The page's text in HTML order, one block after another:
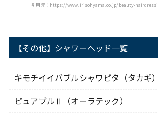
引用元：https://www.irisohyama.co.jp/beauty-
【その他】シャワーヘッド一覧
キモチイイバブルシャワピタ（タカギ）
ピュアブルⅡ（オーラテック）